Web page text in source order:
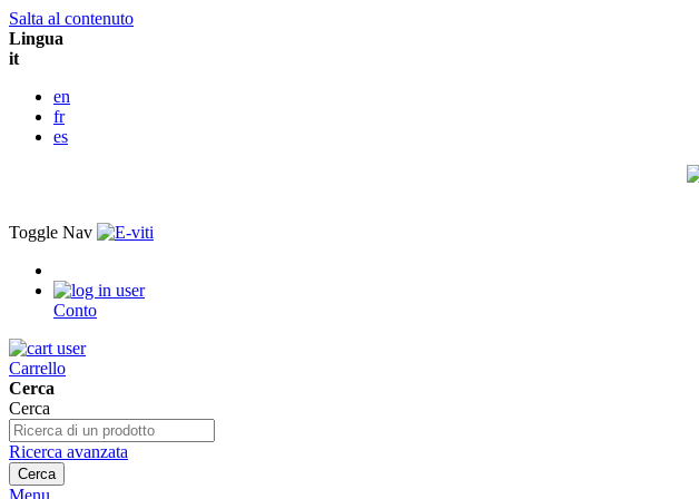
Salta al contenuto
Lingua
it
en
fr
es
Toggle Nav
Conto
Carrello
Cerca
Cerca
Ricerca avanzata
Cerca
Menu